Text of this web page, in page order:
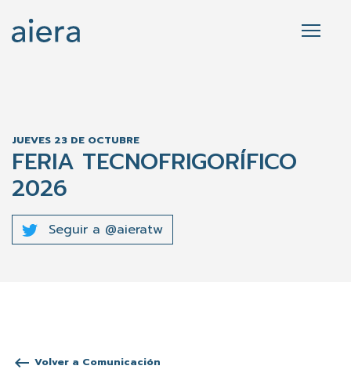
JUEVES 23 DE OCTUBRE
FERIA TECNOFRIGORÍFICO
2026
Seguir a @aieratw
keyboard_backspace Volver a Comunicación